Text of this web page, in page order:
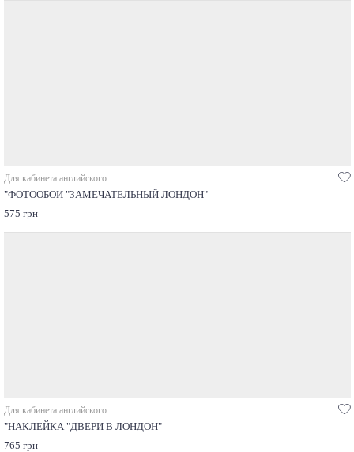
Для кабинета английского
"ФОТООБОИ "ЗАМЕЧАТЕЛЬНЫЙ ЛОНДОН"
575 грн
Для кабинета английского
"НАКЛЕЙКА "ДВЕРИ В ЛОНДОН"
765 грн